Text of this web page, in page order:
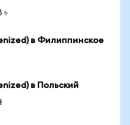
৳
в Филиппинское
в Польский